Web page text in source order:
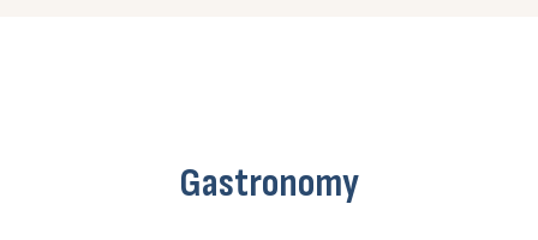
Gastronomy